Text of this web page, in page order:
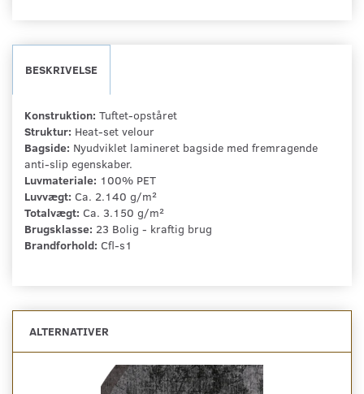
BESKRIVELSE
Konstruktion: Tuftet-opståret
Struktur: Heat-set velour
Bagside: Nyudviklet lamineret bagside med fremragende
anti-slip egenskaber.
Luvmateriale: 100% PET
Luvvægt: Ca. 2.140 g/m²
Totalvægt: Ca. 3.150 g/m²
Brugsklasse: 23 Bolig - kraftig brug
Brandforhold: Cfl-s1
ALTERNATIVER